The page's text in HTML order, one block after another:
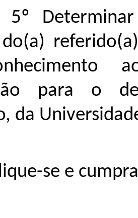
5º
para o
da
se e